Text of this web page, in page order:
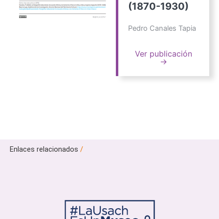
(1870-1930)
Pedro Canales Tapia
Ver publicación
→
Enlaces relacionados /